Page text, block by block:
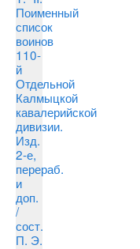
Поименный
список
воинов
110-
й
Отдельной
Калмыцкой
кавалерийской
дивизии.
Изд.
2-е,
перераб.
и
доп.
/
сост.
П. Э.